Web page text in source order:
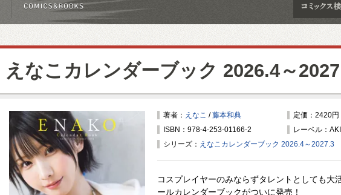
えなこカレンダーブック 2026.4～
著者： えなこ /藤本和典
定価：2420
ISBN：978-4-253-01166-2
レーベル：
シリーズ： えなこカレンダーブック 2026.4～2027.3
コスプレイヤーのみならずタレントとしても大
ールカレンダーブックがついに発売！